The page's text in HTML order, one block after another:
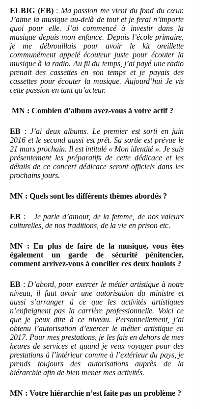
ELBIG (EB): Ma passion me vient du fond du cœur.
J’aime la musique au-delà de tout et je ferai n’importe
quoi pour elle. J’ai commencé à investir dans la
musique depuis mon enfance. Depuis l’école primaire,
je me débrouillais pour avoir le kit oreillette
communément appelé écouteur juste pour écouter la
musique à la radio. Au fil du temps, j’ai payé une radio
prenait des cassettes en son temps et je payais des
cassettes pour écouter la musique. Aujourd’hui Je vis
cette passion en tant qu’acteur.
MN : Combien d’album avez-vous à votre actif ?
EB :J’ai deux albums. Le premier est sorti en juin
2016 et le second aussi est prêt. Sa sortie est prévue le
21 mars prochain. Il est intitulé « Mon identité ». Je suis
présentement les préparatifs de cette dédicace et les
détails de ce concert dédicace seront officiels dans les
prochains jours.
MN : Quels sont les différents thèmes abordés ?
EB : Je parle d’amour, de la femme, de nos valeurs
culturelles, de nos traditions, de la vie en prison etc.
MN : En plus de faire de la musique, vous êtes
également un garde de sécurité pénitencier,
comment arrivez-vous à concilier ces deux boulots ?
EB : D’abord, pour exercer le métier artistique à notre
niveau, il faut avoir une autorisation du ministre et
aussi s’arranger à ce que les activités artistiques
n’enfreignent pas la carrière professionnelle. Voici ce
que je peux dire à ce niveau. Personnellement, j’ai
obtenu l’autorisation d’exercer le métier artistique en
2017. Pour mes prestations, je les fais en dehors de mes
heures de services et quand je veux voyager pour des
prestations à l’intérieur comme à l’extérieur du pays, je
prends toujours des autorisations auprès de la
hiérarchie afin de bien mener mes activités.
MN : Votre hiérarchie n’est faite pas un problème ?